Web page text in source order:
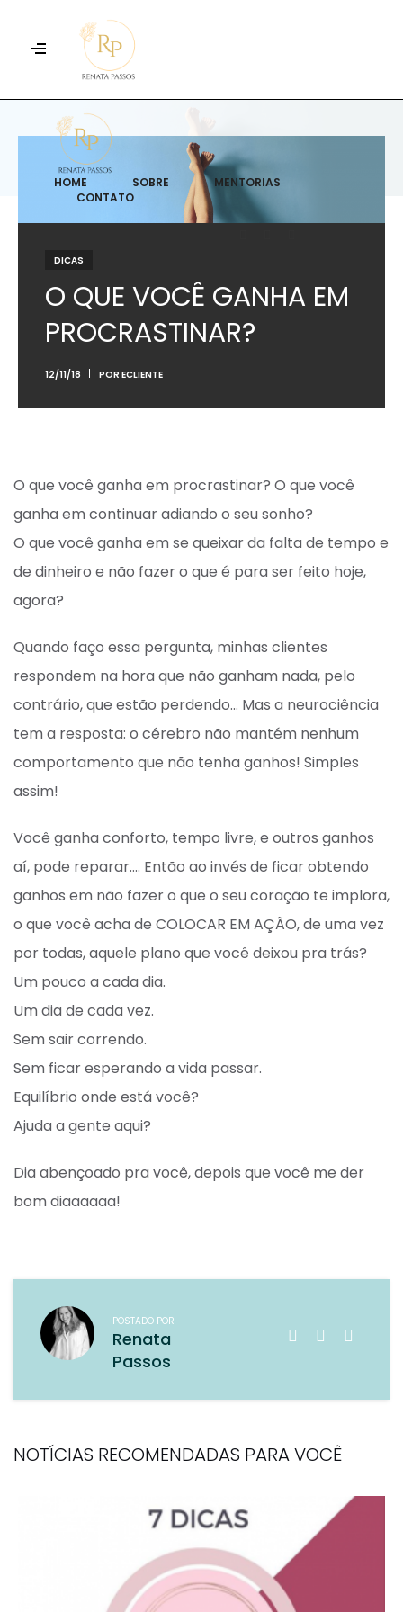
HOME SOBRE
MENTORIAS
CONTATO
DICAS
O QUE VOCÊ GANHA EM
PROCRASTINAR?
12/11/18 POR ECLIENTE
O que você ganha em procrastinar? O que você
ganha em continuar adiando o seu sonho?
O que você ganha em se queixar da falta de tempo e
de dinheiro e não fazer o que é para ser feito hoje,
agora?
Quando faço essa pergunta, minhas clientes
respondem na hora que não ganham nada, pelo
contrário, que estão perdendo… Mas a neurociência
tem a resposta: o cérebro não mantém nenhum
comportamento que não tenha ganhos! Simples
assim!
Você ganha conforto, tempo livre, e outros ganhos
aí, pode reparar…. Então ao invés de ficar obtendo
ganhos em não fazer o que o seu coração te implora,
o que você acha de COLOCAR EM AÇÃO, de uma vez
por todas, aquele plano que você deixou pra trás?
Um pouco a cada dia.
Um dia de cada vez.
Sem sair correndo.
Sem ficar esperando a vida passar.
Equilíbrio onde está você?
Ajuda a gente aqui?
Dia abençoado pra você, depois que você me der
bom diaaaaaa!
POSTADO POR
Renata
Passos
NOTÍCIAS RECOMENDADAS PARA VOCÊ